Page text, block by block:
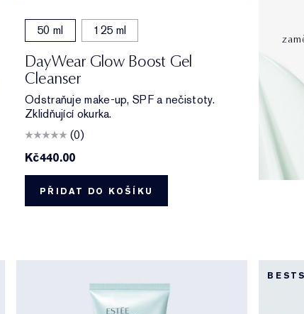
50 ml 125 ml
DayWear Glow Boost Gel
Cleanser
Odstraňuje make-up, SPF a nečistoty.
Zklidňující okurka.
(0)
Kč440.00
PŘIDAT DO KOŠÍKU